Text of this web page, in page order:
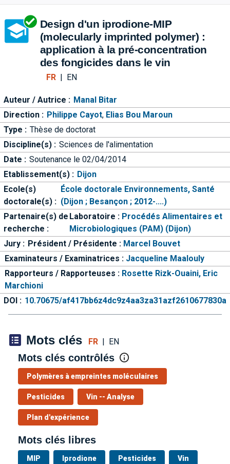
Aller directement à la barre
Design d'un iprodione-MIP
(molecularly imprinted polymer) :
application à la pré-concentration
des fongicides dans le vin
FR| EN
Auteur / Autrice : Manal Bitar
Direction : Philippe Cayot, Elias Bou Maroun
Type : Thèse de doctorat
Discipline(s) : Sciences de l'alimentation
Date : Soutenance le 02/04/2014
Etablissement(s) : Dijon
Ecole(s)
doctorale(s) :
École doctorale Environnements, Santé
(Dijon ; Besançon ; 2012-....)
Partenaire(s) de
recherche :
Laboratoire : Procédés Alimentaires et
Microbiologiques (PAM) (Dijon)
Jury : Président / Présidente : Marcel Bouvet
Examinateurs / Examinatrices : Jacqueline Maalouly
Rapporteurs / Rapporteuses : Rosette Rizk-Ouaini, Eric
Marchioni
DOI : 10.70675/af417bb6z4dc9z4aa3za31azf2610677830a
Mots clés FR | EN
Mots clés contrôlés
Polymères à empreintes moléculaires
Pesticides Vin -- Analyse
Plan d'expérience
Mots clés libres
MIP Iprodione Pesticides Vin